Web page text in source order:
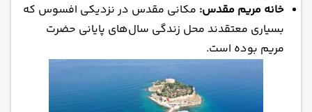
خانه مریم مقدس: مکانی مقدس در نزدیکی افسوس که
بسیاری معتقدند محل زندگی سال‌های پایانی حضرت
مریم بوده است.